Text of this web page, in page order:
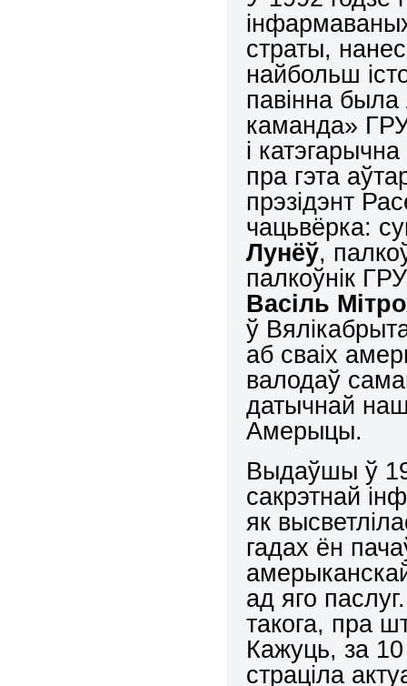
страты,
найбольш
павінна была
каманда»
і
пра гэта
прэзідэнт
чацьвёрка:
Лунёў,
палкоўнік
Васіль М
ў
аб сваіх
валодаў
датычнай
Амерыцы.
Выдаўшы ў
сакрэтнай
як
гадах ён
ад яго
такога, пра
Кажуць, за
страціла